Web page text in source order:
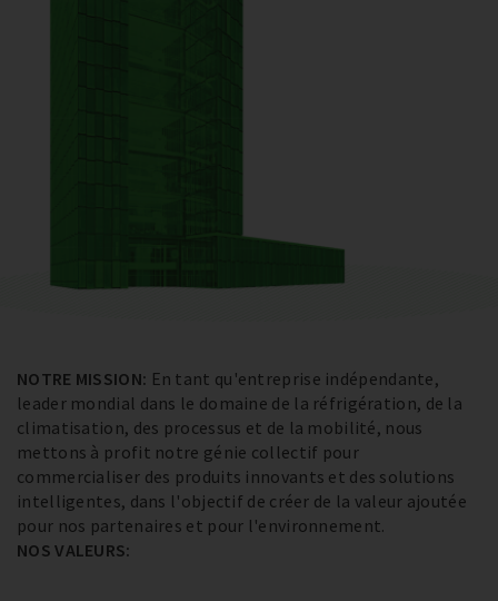
NOTRE MISSION: En tant qu'entreprise indépendante,
leader mondial dans le domaine de la réfrigération, de la
climatisation, des processus et de la mobilité, nous
mettons à profit notre génie collectif pour
commercialiser des produits innovants et des solutions
intelligentes, dans l'objectif de créer de la valeur ajoutée
pour nos partenaires et pour l'environnement.
NOS VALEURS: